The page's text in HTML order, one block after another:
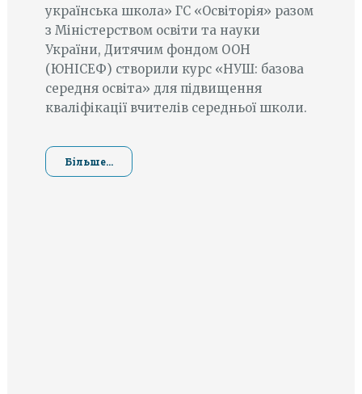
українська школа» ГС «Освіторія» разом
з Міністерством освіти та науки
України, Дитячим фондом ООН
(ЮНІСЕФ) створили курс «НУШ: базова
середня освіта» для підвищення
кваліфікації вчителів середньої школи.
Більше...